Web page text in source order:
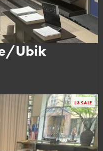
Ubik
L3 SALE